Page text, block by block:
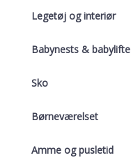
Legetøj og interiør
Babynests & babylifte
Sko
Børneværelset
Amme og pusletid